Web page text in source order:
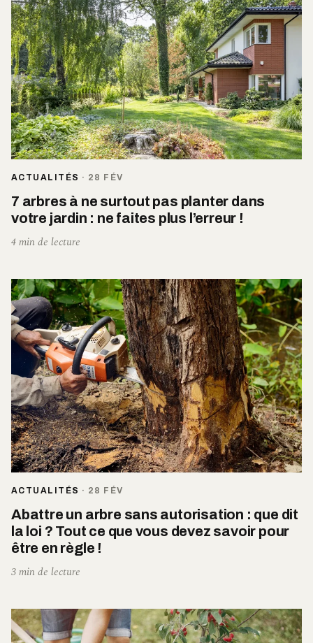
ACTUALITÉS · 28 FÉV
7 arbres à ne surtout pas planter dans
votre jardin : ne faites plus l’erreur !
4 min de lecture
ACTUALITÉS · 28 FÉV
Abattre un arbre sans autorisation : que dit
la loi ? Tout ce que vous devez savoir pour
être en règle !
3 min de lecture